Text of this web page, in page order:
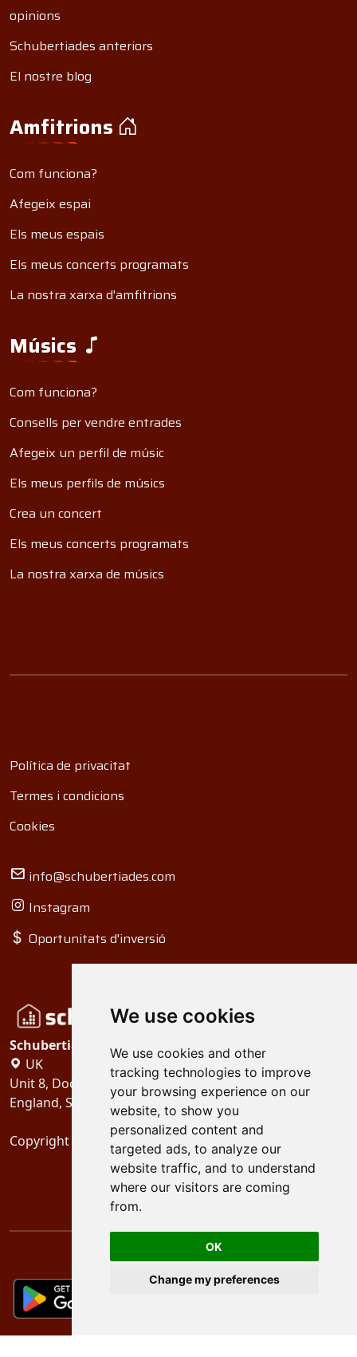
We use cookies
We use cookies and other
tracking technologies to improve
your browsing experience on our
website, to show you
personalized content and
targeted ads, to analyze our
website traffic, and to understand
where our visitors are coming
from.
OK
Change my preferences
opinions
Schubertiades anteriors
El nostre blog
Amfitrions
Com funciona?
Afegeix espai
Els meus espais
Els meus concerts programats
La nostra xarxa d'amfitrions
Músics
Com funciona?
Consells per vendre entrades
Afegeix un perfil de músic
Els meus perfils de músics
Crea un concert
Els meus concerts programats
La nostra xarxa de músics
Política de privacitat
Termes i condicions
Cookies
info@schubertiades.com
Instagram
Oportunitats d'inversió
Schubertiades, Ltd.
UK
Unit 8, Dock Offices, Surrey Quays Road, London
England, SE16 2XU
Copyright 2024 Schubertiades, Ltd.